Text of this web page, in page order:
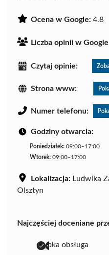
Ocena w Google: 4.8
Liczba opinii w
Czytaj opinie:
Strona www:
Numer telefonu:
Godziny otwarcia:
Poniedziałek: 09:00–17:00
Wtorek: 09:00–17:00
Lokalizacja: Ludwika
Olsztyn
Najczęściej doceniane
szybka obsługa